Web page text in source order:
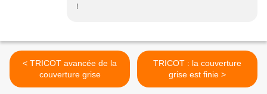
!
< TRICOT avancée de la
couverture grise
TRICOT : la couverture
grise est finie >